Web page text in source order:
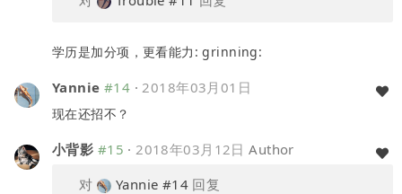
学历是加分项，更看能力: grinning:
Yannie #14 · 2018年03月01日
现在还招不？
小背影 #15 · 2018年03月12日 Author
对
Yannie #14 回复